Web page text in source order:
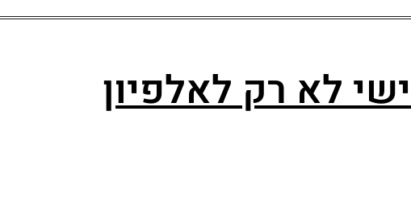
לא רק לאלפיון